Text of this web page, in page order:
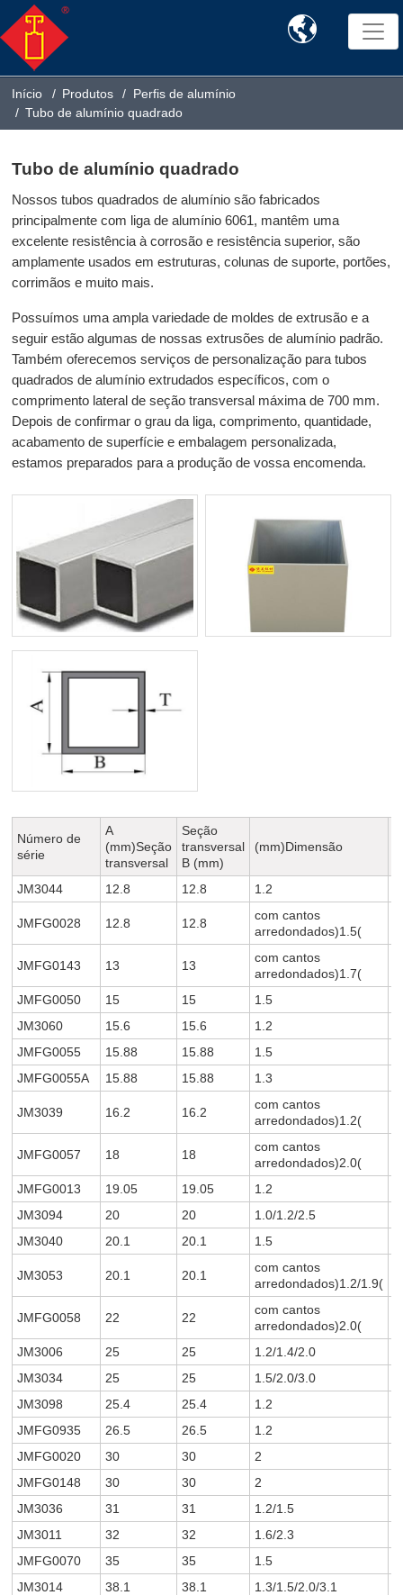

Início Produtos
Perfis de alumínio
Tubo de alumínio quadrado
Tubo de alumínio quadrado
Nossos tubos quadrados de alumínio são fabricados
principalmente com liga de alumínio 6061, mantêm uma
excelente resistência à corrosão e resistência superior, são
amplamente usados em estruturas, colunas de suporte, portões,
corrimãos e muito mais.
Possuímos uma ampla variedade de moldes de extrusão e a
seguir estão algumas de nossas extrusões de alumínio padrão.
Também oferecemos serviços de personalização para tubos
quadrados de alumínio extrudados específicos, com o
comprimento lateral de seção transversal máxima de 700 mm.
Depois de confirmar o grau da liga, comprimento, quantidade,
acabamento de superfície e embalagem personalizada,
estamos preparados para a produção de vossa encomenda.
Número de
série
A
(mm)Seção
transversal
Seção
transversal
B (mm)
(mm)Dimensão
JM3044 12.8 12.8 1.2
JMFG0028 12.8 12.8
com cantos
arredondados)1.5(
JMFG0143 13 13
com cantos
arredondados)1.7(
JMFG0050 15 15 1.5
JM3060
15.6 15.6 1.2
JMFG0055
15.88 15.88 1.5
JMFG0055A
15.88 15.88 1.3
JM3039 16.2 16.2
com cantos
arredondados)1.2(
JMFG0057 18 18
com cantos
arredondados)2.0(
JMFG0013 19.05 19.05 1.2
JM3094
20 20 1.0/1.2/2.5
JM3040
20.1 20.1 1.5
JM3053 20.1 20.1
com cantos
arredondados)1.2/1.9(
JMFG0058 22 22
com cantos
arredondados)2.0(
JM3006 25 25 1.2/1.4/2.0
JM3034
25 25 1.5/2.0/3.0
JM3098
25.4 25.4 1.2
JMFG0935
26.5 26.5 1.2
JMFG0020
30 30 2
JMFG0148
30 30 2
JM3036
31 31 1.2/1.5
JM3011
32 32 1.6/2.3
JMFG0070
35 35 1.5
JM3014
38.1 38.1 1.3/1.5/2.0/3.1